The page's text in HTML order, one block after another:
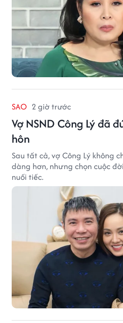
SAO 2 giờ trước
Vợ NSND Công Lý đã
hôn
Sau tất cả, vợ Công Lý không
dàng hơn, nhưng chọn cuộc
nuối tiếc.